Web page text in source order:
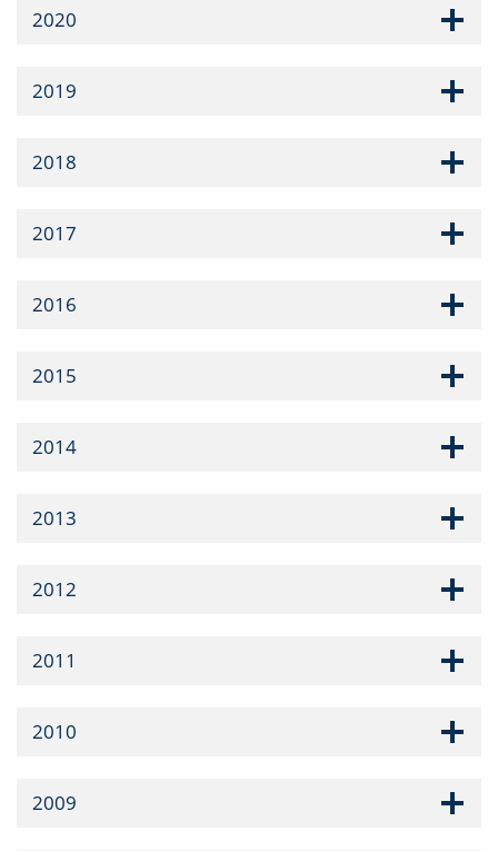
2020
2019
2018
2017
2016
2015
2014
2013
2012
2011
2010
2009